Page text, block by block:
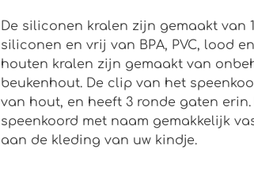
De siliconen kralen zijn gemaakt van
siliconen en vrij van BPA, PVC, lood
houten kralen zijn gemaakt van
beukenhout. De clip van het
van hout, en heeft 3 ronde gaten
speenkoord met naam gemakkelijk
aan de kleding van uw kindje.